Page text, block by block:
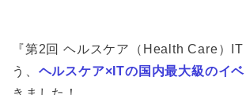
『第2回 ヘルスケア（Health Care）
う、 ヘルスケア×ITの国内最大級のイベ